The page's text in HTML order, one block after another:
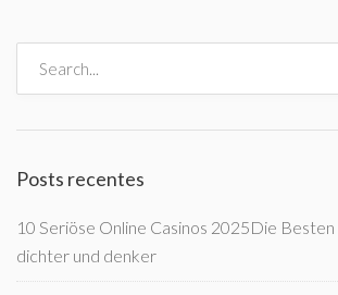
Posts recentes
10 Seriöse Online Casinos 2025Die
dichter und denker